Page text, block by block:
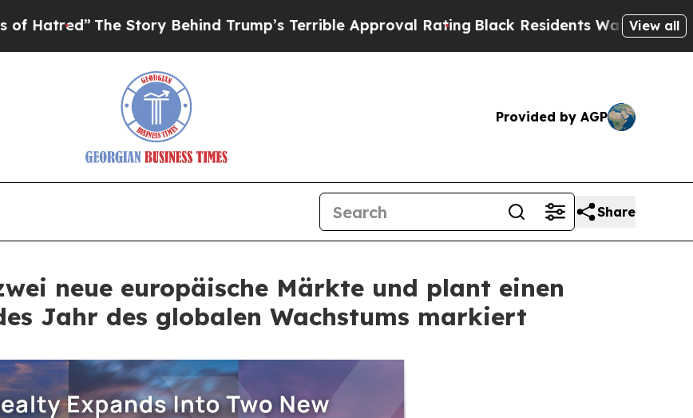
The Story Behind Trump’s Terrible Approval RatingBlack Residents Warned of AbusiveView all
Provided by AGP
Share
neue europäische Märkte und plant einen
Jahr des globalen Wachstums markiert